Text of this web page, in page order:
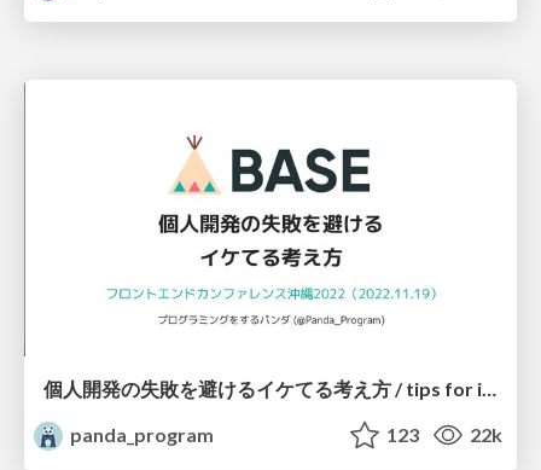
個人開発の失敗を避けるイケてる考え方 / tips for indie hackers
panda_program
123 22k